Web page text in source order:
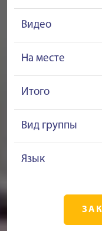
Видео
На месте
Итого
Вид группы
Язык